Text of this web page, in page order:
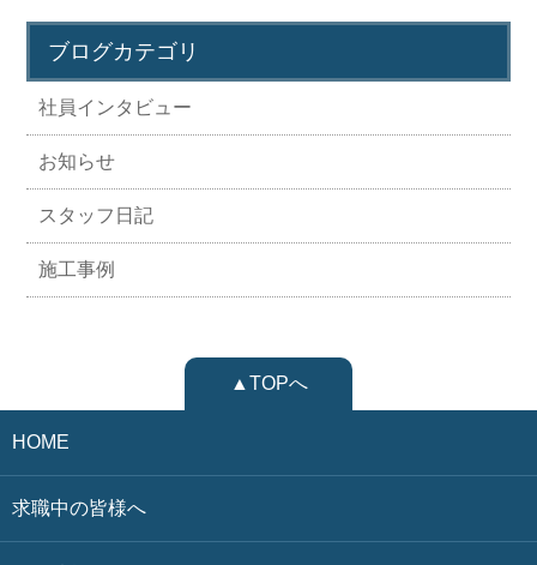
ブログカテゴリ
社員インタビュー
お知らせ
スタッフ日記
施工事例
▲TOPへ
HOME
求職中の皆様へ